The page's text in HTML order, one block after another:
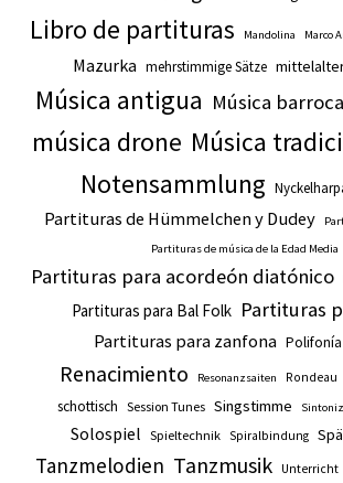
Libro de partituras Mandolina Marco
Mazurka mehrstimmige Sätze
Música antigua Música barroca
música drone Música
Notensammlung
Partituras de Hümmelchen y Dudey
Partituras de música de la Edad Media
Partituras para acordeón diatónico
Partituras para Bal Folk Partituras
Partituras para zanfona Polifonía
Renacimiento Resonanzsaiten Rondeau
schottisch Session Tunes Singstimme
Solospiel Spieltechnik Spiralbindung
Tanzmelodien Tanzmusik Unterricht